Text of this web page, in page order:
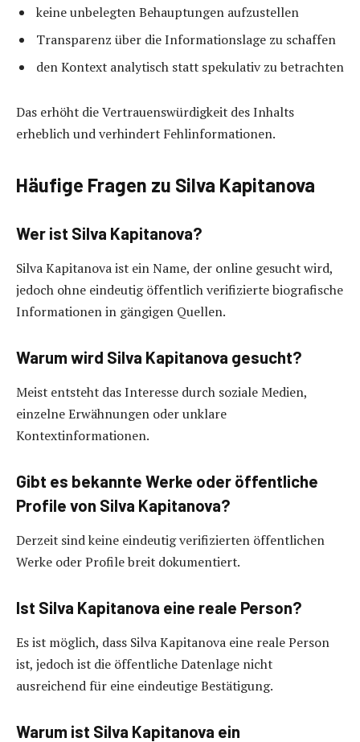
keine unbelegten Behauptungen aufzustellen
Transparenz über die Informationslage zu schaffen
den Kontext analytisch statt spekulativ zu betrachten
Das erhöht die Vertrauenswürdigkeit des Inhalts
erheblich und verhindert Fehlinformationen.
Häufige Fragen zu Silva Kapitanova
Wer ist Silva Kapitanova?
Silva Kapitanova ist ein Name, der online gesucht wird,
jedoch ohne eindeutig öffentlich verifizierte biografische
Informationen in gängigen Quellen.
Warum wird Silva Kapitanova gesucht?
Meist entsteht das Interesse durch soziale Medien,
einzelne Erwähnungen oder unklare
Kontextinformationen.
Gibt es bekannte Werke oder öffentliche
Profile von Silva Kapitanova?
Derzeit sind keine eindeutig verifizierten öffentlichen
Werke oder Profile breit dokumentiert.
Ist Silva Kapitanova eine reale Person?
Es ist möglich, dass Silva Kapitanova eine reale Person
ist, jedoch ist die öffentliche Datenlage nicht
ausreichend für eine eindeutige Bestätigung.
Warum ist Silva Kapitanova ein